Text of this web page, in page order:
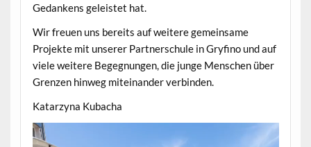
Gedankens geleistet hat.
Wir freuen uns bereits auf weitere gemeinsame
Projekte mit unserer Partnerschule in Gryfino und auf
viele weitere Begegnungen, die junge Menschen über
Grenzen hinweg miteinander verbinden.
Katarzyna Kubacha